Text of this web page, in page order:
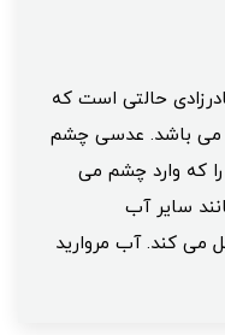
حالتی است که
می باشد. عدسی چشم
که وارد چشم می
سایر آب
می کند. آب مروارید